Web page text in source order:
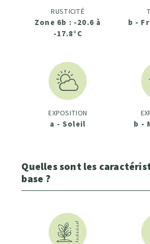
RUSTICITÉ
Zone 6b : -20.6 à
-17.8°C
b -
EXPOSITION
a - Soleil b -
Quelles sont les
base ?